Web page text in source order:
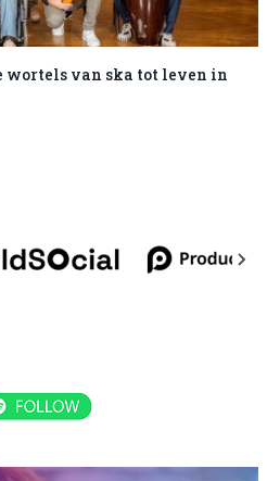
wortels van ska tot leven in